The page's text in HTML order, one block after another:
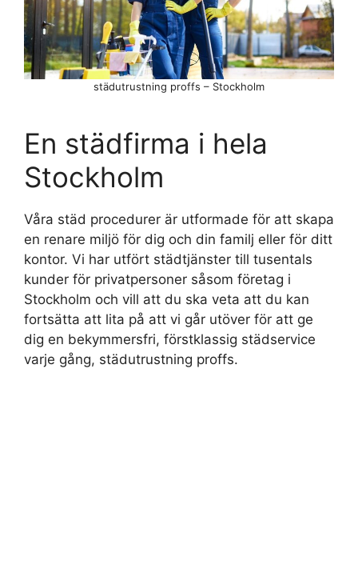
En städfirma i hela
Stockholm
Våra städ procedurer är utformade för att skapa
en renare miljö för dig och din familj eller för ditt
kontor. Vi har utfört städtjänster till tusentals
kunder för privatpersoner såsom företag i
Stockholm och vill att du ska veta att du kan
fortsätta att lita på att vi går utöver för att ge
dig en bekymmersfri, förstklassig städservice
varje gång, städutrustning proffs.
städutrustning proffs – Stockholm